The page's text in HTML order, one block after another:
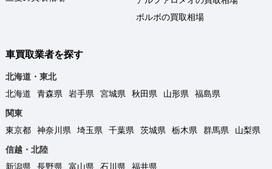
ボルボの買取相場
車買取業者を探す
北海道・東北
北海道
青森県 岩手県 宮城県 秋田県 山形県
福島県
関東
東京都
神奈川県 埼玉県 千葉県 茨城県 栃木県 群馬県
山梨県
信越・北陸
新潟県
長野県 富山県 石川県
福井県